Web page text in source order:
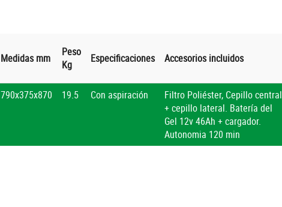
Medidas mm
Peso
Kg
Especificaciones Accesorios incluidos
790x375x870 19.5 Con aspiración
Filtro Poliéster, Cepillo central
+ cepillo lateral. Batería del
Gel 12v 46Ah + cargador.
Autonomia 120 min